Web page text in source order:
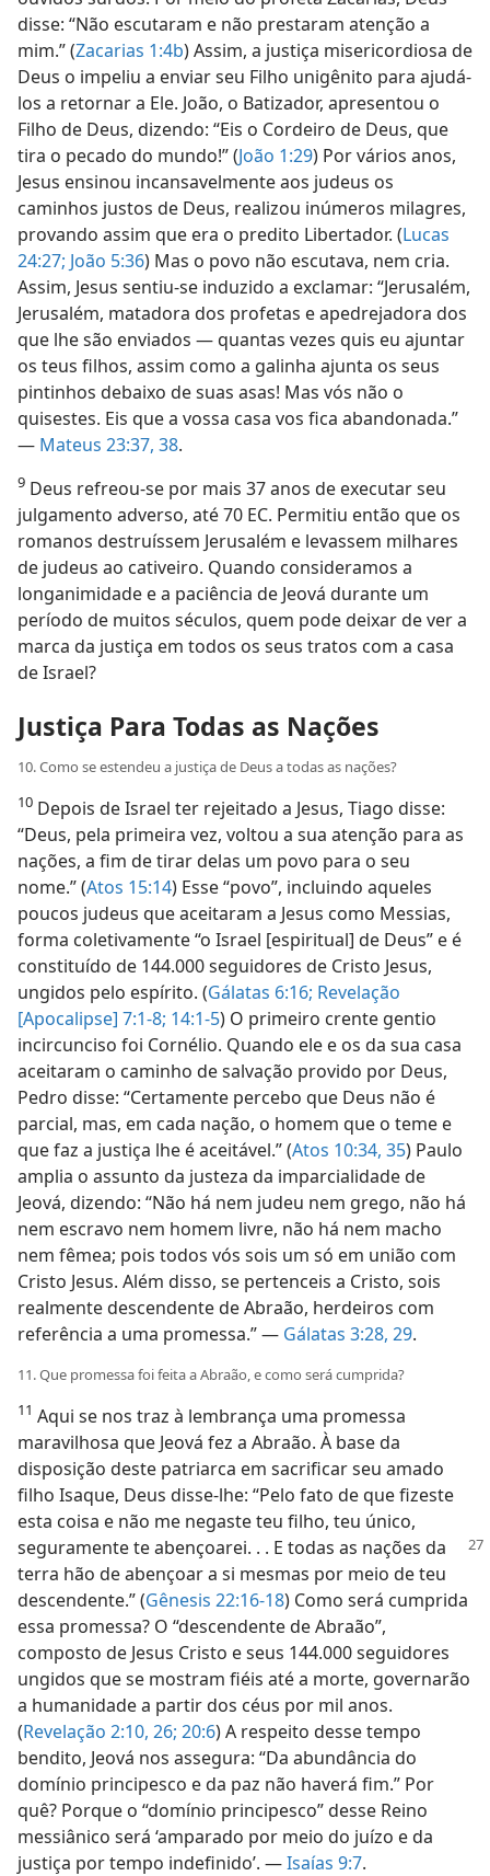
disse: “Não escutaram e não prestaram atenção a
mim.” (Zacarias 1:4b) Assim, a justiça misericordiosa de
Deus o impeliu a enviar seu Filho unigênito para ajudá-
los a retornar a Ele. João, o Batizador, apresentou o
Filho de Deus, dizendo: “Eis o Cordeiro de Deus, que
tira o pecado do mundo!” (João 1:29) Por vários anos,
Jesus ensinou incansavelmente aos judeus os
caminhos justos de Deus, realizou inúmeros milagres,
provando assim que era o predito Libertador. (Lucas
24:27; João 5:36) Mas o povo não escutava, nem cria.
Assim, Jesus sentiu-se induzido a exclamar: “Jerusalém,
Jerusalém, matadora dos profetas e apedrejadora dos
que lhe são enviados — quantas vezes quis eu ajuntar
os teus filhos, assim como a galinha ajunta os seus
pintinhos debaixo de suas asas! Mas vós não o
quisestes. Eis que a vossa casa vos fica abandonada.”
— Mateus 23:37, 38.
9 Deus refreou-se por mais 37 anos de executar seu
julgamento adverso, até 70 EC. Permitiu então que os
romanos destruíssem Jerusalém e levassem milhares
de judeus ao cativeiro. Quando consideramos a
longanimidade e a paciência de Jeová durante um
período de muitos séculos, quem pode deixar de ver a
marca da justiça em todos os seus tratos com a casa
de Israel?
Justiça Para Todas as Nações
10. Como se estendeu a justiça de Deus a todas as nações?
10 Depois de Israel ter rejeitado a Jesus, Tiago disse:
“Deus, pela primeira vez, voltou a sua atenção para as
nações, a fim de tirar delas um povo para o seu
nome.” (Atos 15:14) Esse “povo”, incluindo aqueles
poucos judeus que aceitaram a Jesus como Messias,
forma coletivamente “o Israel [espiritual] de Deus” e é
constituído de 144.000 seguidores de Cristo Jesus,
ungidos pelo espírito. (Gálatas 6:16; Revelação
[Apocalipse] 7:1-8; 14:1-5) O primeiro crente gentio
incircunciso foi Cornélio. Quando ele e os da sua casa
aceitaram o caminho de salvação provido por Deus,
Pedro disse: “Certamente percebo que Deus não é
parcial, mas, em cada nação, o homem que o teme e
que faz a justiça lhe é aceitável.” (Atos 10:34, 35) Paulo
amplia o assunto da justeza da imparcialidade de
Jeová, dizendo: “Não há nem judeu nem grego, não há
nem escravo nem homem livre, não há nem macho
nem fêmea; pois todos vós sois um só em união com
Cristo Jesus. Além disso, se pertenceis a Cristo, sois
realmente descendente de Abraão, herdeiros com
referência a uma promessa.” — Gálatas 3:28, 29.
11. Que promessa foi feita a Abraão, e como será cumprida?
11 Aqui se nos traz à lembrança uma promessa
maravilhosa que Jeová fez a Abraão. À base da
disposição deste patriarca em sacrificar seu amado
filho Isaque, Deus disse-lhe: “Pelo fato de que fizeste
esta coisa e não me negaste teu filho, teu único,
seguramente te abençoarei. . . E todas as nações da
terra hão de abençoar a si mesmas por meio de teu
descendente.” (Gênesis 22:16-18) Como será cumprida
essa promessa? O “descendente de Abraão”,
composto de Jesus Cristo e seus 144.000 seguidores
ungidos que se mostram fiéis até a morte, governarão
a humanidade a partir dos céus por mil anos.
(Revelação 2:10, 26; 20:6) A respeito desse tempo
bendito, Jeová nos assegura: “Da abundância do
domínio principesco e da paz não haverá fim.” Por
quê? Porque o “domínio principesco” desse Reino
messiânico será ‘amparado por meio do juízo e da
justiça por tempo indefinido’. —Isaías 9:7.